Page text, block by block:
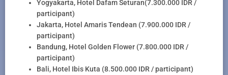
Yogyakarta, Hotel Dafam Seturan(7.300.000 IDR /
participant)
Jakarta, Hotel Amaris Tendean (7.900.000 IDR /
participant)
Bandung, Hotel Golden Flower (7.800.000 IDR /
participant)
Bali, Hotel Ibis Kuta (8.500.000 IDR / participant)